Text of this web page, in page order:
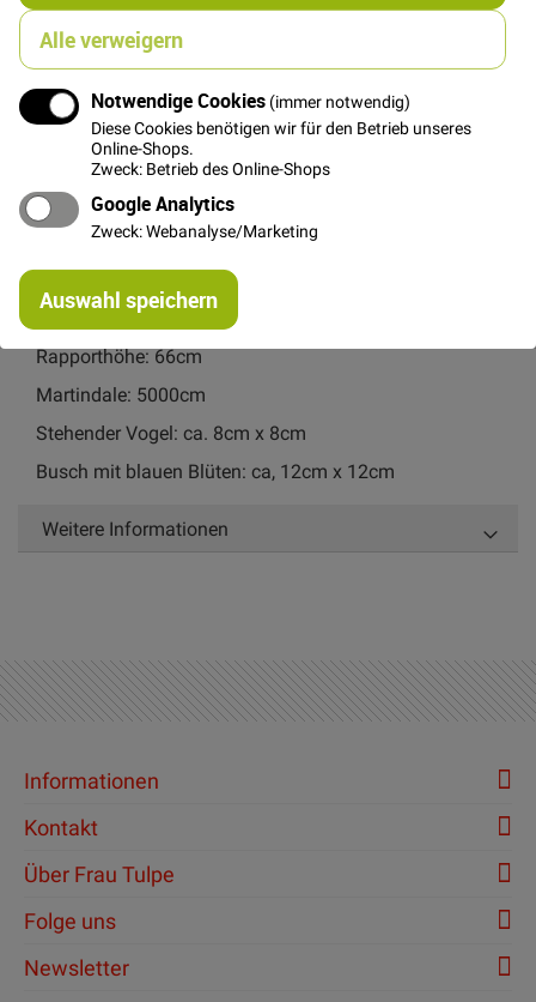
Alle verweigern
Notwendige Cookies (immer notwendig)
Diese Cookies benötigen wir für den Betrieb unseres
Online-Shops.
Zweck: Betrieb des Online-Shops
Google Analytics
Zweck: Webanalyse/Marketing
Auswahl speichern
Details
Schöner fester Gobelin Stoff mit großflächigem
Muster. Dieser Stoff ist robust und bestens als
Bezugstoff und andere Dekoprojekte geeignet.
Rapporthöhe: 66cm
Martindale: 5000cm
Stehender Vogel: ca. 8cm x 8cm
Busch mit blauen Blüten: ca, 12cm x 12cm
Weitere Informationen
Informationen
Kontakt
Über Frau Tulpe
Folge uns
Newsletter